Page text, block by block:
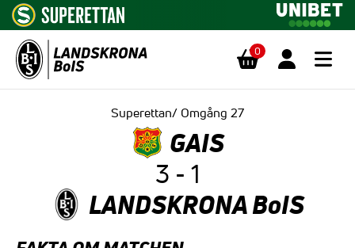
0
Superettan/ Omgång 27
GAIS
3 - 1
LANDSKRONA BoIS